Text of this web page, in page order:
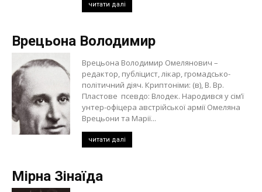
читати далі
Врецьона Володимир
Врецьона Володимир Омелянович –
редактор, публіцист, лікар, громадсько-
політичний діяч. Криптоніми: (в), В. Вр.
Пластове псевдо: Влодек. Народився у сім’ї
унтер-офіцера австрійської армії Омеляна
Врецьони та Марії...
читати далі
Мірна Зінаїда